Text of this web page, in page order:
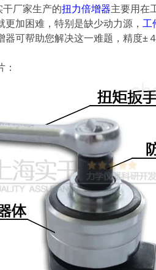
家生产的扭力倍增器主要用在
更加困难，特别是缺少动力源， 工
器可帮助您解决这一难题，精度±
：